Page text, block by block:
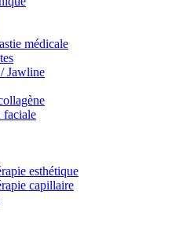
médicale
Jawline
esthétique
capillaire